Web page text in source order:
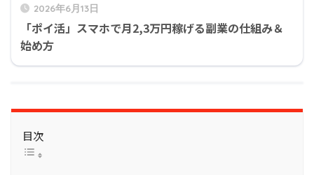
2026年6月13日
「ポイ活」スマホで月2,3万円稼げる副業の仕組み＆
始め方
目次